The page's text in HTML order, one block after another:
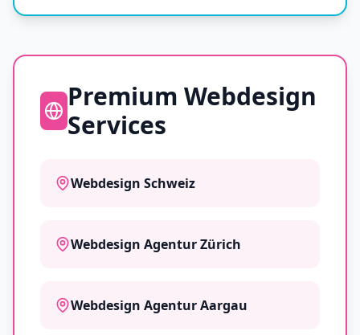
Premium Webdesign
Services
Webdesign Schweiz
Webdesign Agentur Zürich
Webdesign Agentur Aargau